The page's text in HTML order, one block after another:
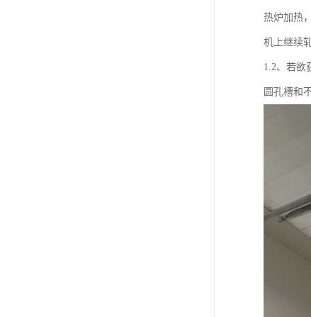
热炉加热
机上继续
1.2、若欲
圆孔槽和